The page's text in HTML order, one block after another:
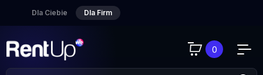
Dla Ciebie Dla Firm
0